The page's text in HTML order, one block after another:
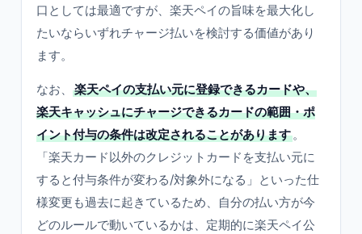
口としては最適ですが、楽天ペイの旨味を最大化し
たいならいずれチャージ払いを検討する価値があり
ます。
なお、
楽天ペイの支払い元に登録できるカードや、
楽天キャッシュにチャージできるカードの範囲・ポ
イント付与の条件は改定されることがあります。
「楽天カード以外のクレジットカードを支払い元に
すると付与条件が変わる/対象外になる」といった仕
様変更も過去に起きているため、自分の払い方が今
どのルールで動いているかは、定期的に楽天ペイ公